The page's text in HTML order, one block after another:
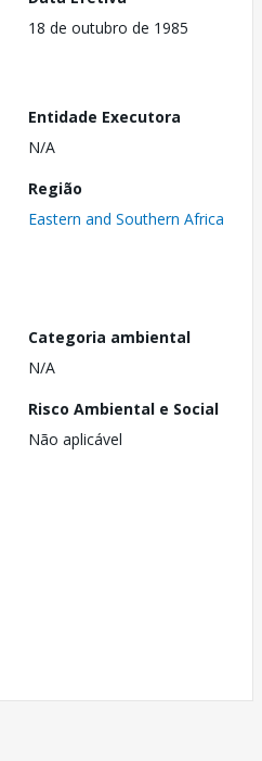
18 de outubro de 1985
Entidade Executora
N/A
Região
Eastern and Southern Africa
Categoria ambiental
N/A
Risco Ambiental e Social
Não aplicável